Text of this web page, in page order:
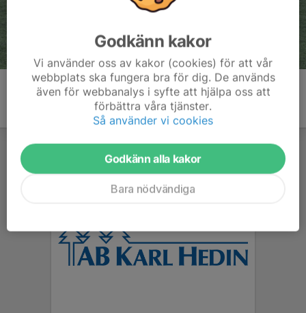
Godkänn kakor
Vi använder oss av kakor (cookies) för att vår
webbplats ska fungera bra för dig. De används
även för webbanalys i syfte att hjälpa oss att
förbättra våra tjänster.
Så använder vi cookies
Godkänn alla kakor
Bara nödvändiga